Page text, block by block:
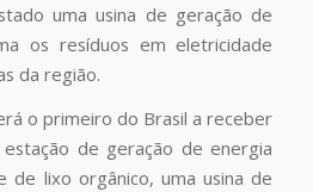
uma usina de geração de
os resíduos em eletricidade
da região.
o primeiro do Brasil a receber
de geração de energia
lixo orgânico, uma usina de